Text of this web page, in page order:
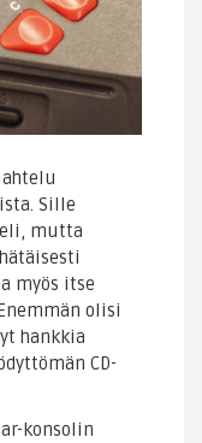
Sille
mutta
myös itse
olisi
hankkia
CD-
konsolin